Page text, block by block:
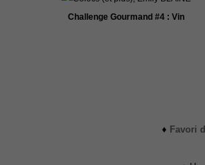
Challenge Gourmand #4 : Vin
♦ Favori